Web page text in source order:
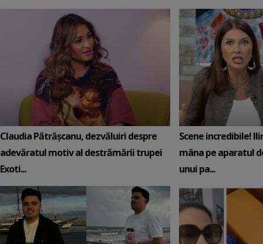
Claudia Pătrășcanu, dezvăluiri despre
adevăratul motiv al destrămării trupei
Exoti...
Scene incredibile!
mâna pe aparatul
unui pa...